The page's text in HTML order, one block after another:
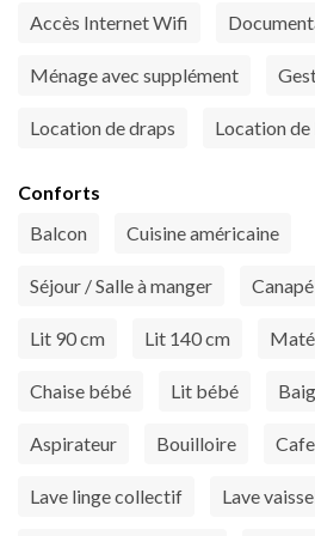
Accès Internet Wifi
Ménage avec supplément
Location de draps Location de
Conforts
Balcon
Cuisine américaine
Séjour / Salle à manger
Lit 90 cm Lit 140 cm
Chaise bébé Lit bébé
Aspirateur Bouilloire
Lave linge collectif Lave